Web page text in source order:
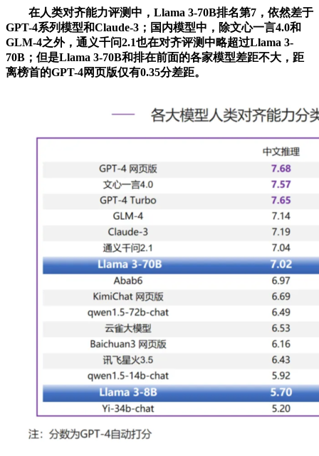
在人类对齐能力评测中，Llama 3-70B排名第7，依然差于
GPT-4系列模型和Claude-3；国内模型中，除文心一言4.0和
GLM-4之外，通义千问2.1也在对齐评测中略超过Llama 3-
70B；但是Llama 3-70B和排在前面的各家模型差距不大，距
离榜首的GPT-4网页版仅有0.35分差距。